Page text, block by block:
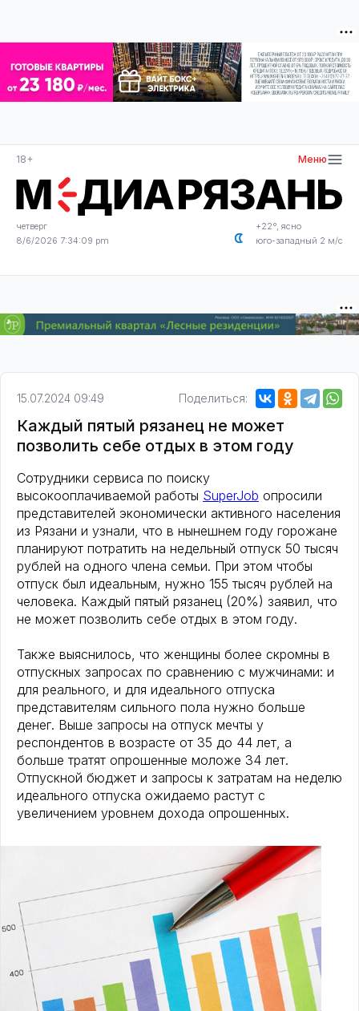
18+ Меню
четверг
8/6/2026 7:34:09 pm
+22°, ясно
юго-западный 2 м/с
15.07.2024 09:49 Поделиться:
Каждый пятый рязанец не может
позволить себе отдых в этом году
Сотрудники сервиса по поиску
высокооплачиваемой работы SuperJob опросили
представителей экономически активного населения
из Рязани и узнали, что в нынешнем году горожане
планируют потратить на недельный отпуск 50 тысяч
рублей на одного члена семьи. При этом чтобы
отпуск был идеальным, нужно 155 тысяч рублей на
человека. Каждый пятый рязанец (20%) заявил, что
не может позволить себе отдых в этом году.
Также выяснилось, что женщины более скромны в
отпускных запросах по сравнению с мужчинами: и
для реального, и для идеального отпуска
представителям сильного пола нужно больше
денег. Выше запросы на отпуск мечты у
респондентов в возрасте от 35 до 44 лет, а
больше тратят опрошенные моложе 34 лет.
Отпускной бюджет и запросы к затратам на неделю
идеального отпуска ожидаемо растут с
увеличением уровнем дохода опрошенных.